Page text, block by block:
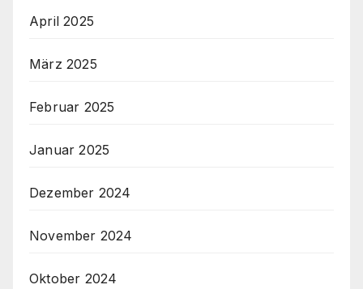
April 2025
März 2025
Februar 2025
Januar 2025
Dezember 2024
November 2024
Oktober 2024